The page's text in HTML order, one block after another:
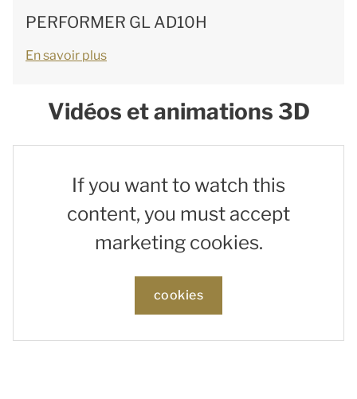
PERFORMER GL AD10H
En savoir plus
Vidéos et animations 3D
If you want to watch this
content, you must accept
marketing cookies.
cookies